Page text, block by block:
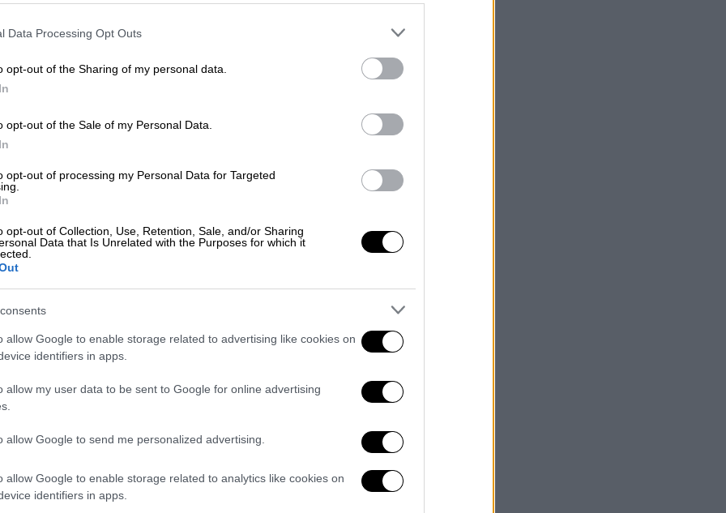
Data Processing Opt Outs
opt-out of the Sharing of my personal data.
opt-out of the Sale of my Personal Data.
opt-out of processing my Personal Data for Targeted
opt-out of Collection, Use, Retention, Sale, and/or Sharing
Data that Is Unrelated with the Purposes for which it
allow Google to enable storage related to advertising like cookies on
identifiers in apps.
allow my user data to be sent to Google for online advertising
allow Google to send me personalized advertising.
allow Google to enable storage related to analytics like cookies on
identifiers in apps.
βασικότερων χορηγών του, ενώ
«χωρίζει» και με τον επί σειρά ετών
προπονητή του.
φέτος ο CINE Φλοίσβος
διασκέδαση είναι μία προσφορά της
Peugeot!
Auto|03.01.2021 17:06
Οι επενδυτές καλούνται να
4 Ιανουαρίου, να εγκρίνουν τη
συγχώνευση